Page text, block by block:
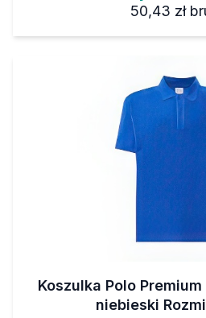
50,43 zł
Koszulka Polo
niebieski